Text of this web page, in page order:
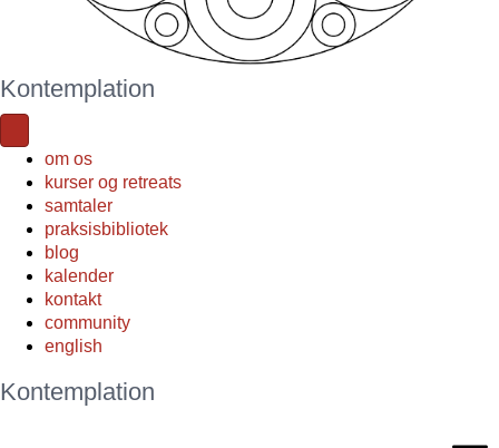
Kontemplation
om os
kurser og retreats
samtaler
praksisbibliotek
blog
kalender
kontakt
community
english
Kontemplation